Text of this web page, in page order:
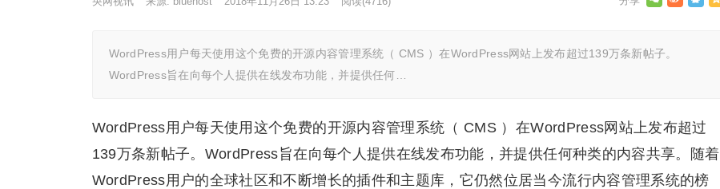
WordPress用户每天使用这个免费的开源内容管理系统（ CMS ）在WordPress网站上发布超过139万条新帖子。
WordPress旨在向每个人提供在线发布功能，并提供任何…
WordPress用户每天使用这个免费的开源内容管理系统（ CMS ）在WordPress网站上发布超过
139万条新帖子。WordPress旨在向每个人提供在线发布功能，并提供任何种类的内容共享。随着
WordPress用户的全球社区和不断增长的插件和主题库，它仍然位居当今流行内容管理系统的榜